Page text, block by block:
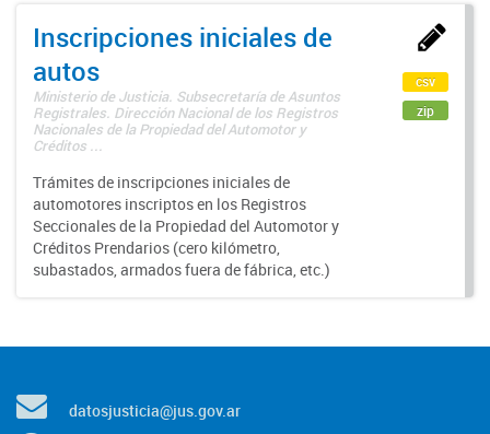
Inscripciones iniciales de
autos
Ministerio de Justicia. Subsecretaría de Asuntos
Registrales. Dirección Nacional de los Registros
Nacionales de la Propiedad del Automotor y
Créditos ...
Trámites de inscripciones iniciales de
automotores inscriptos en los Registros
Seccionales de la Propiedad del Automotor y
Créditos Prendarios (cero kilómetro,
subastados, armados fuera de fábrica, etc.)
csv
zip
datosjusticia@jus.gov.ar